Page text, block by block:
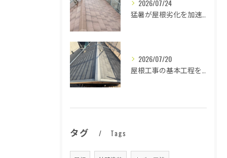
2026/07/24
2026/07/20
タグ Tags